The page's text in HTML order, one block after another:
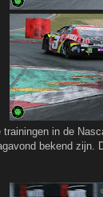
in de
bekend zijn.